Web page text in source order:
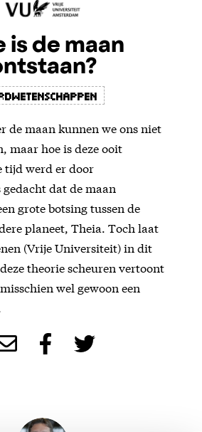
is de maan
de maan kunnen we ons niet
maar hoe is deze ooit
tijd werd er door
dat de maan
grote botsing tussen de
planeet, Theia. Toch laat
(Vrije Universiteit) in dit
theorie scheuren vertoont
wel gewoon een